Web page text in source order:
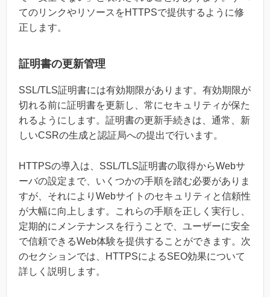
てのリンクやリソースをHTTPSで提供するように修
正します。
証明書の更新管理
SSL/TLS証明書には有効期限があります。有効期限が
切れる前に証明書を更新し、常にセキュリティが保た
れるようにします。証明書の更新手続きは、通常、新
しいCSRの生成と認証局への提出で行います。
HTTPSの導入は、SSL/TLS証明書の取得からWebサ
ーバの設定まで、いくつかの手順を踏む必要がありま
すが、それによりWebサイトのセキュリティと信頼性
が大幅に向上します。これらの手順を正しく実行し、
定期的にメンテナンスを行うことで、ユーザーに安全
で信頼できるWeb体験を提供することができます。次
のセクションでは、HTTPSによるSEO効果について
詳しく説明します。